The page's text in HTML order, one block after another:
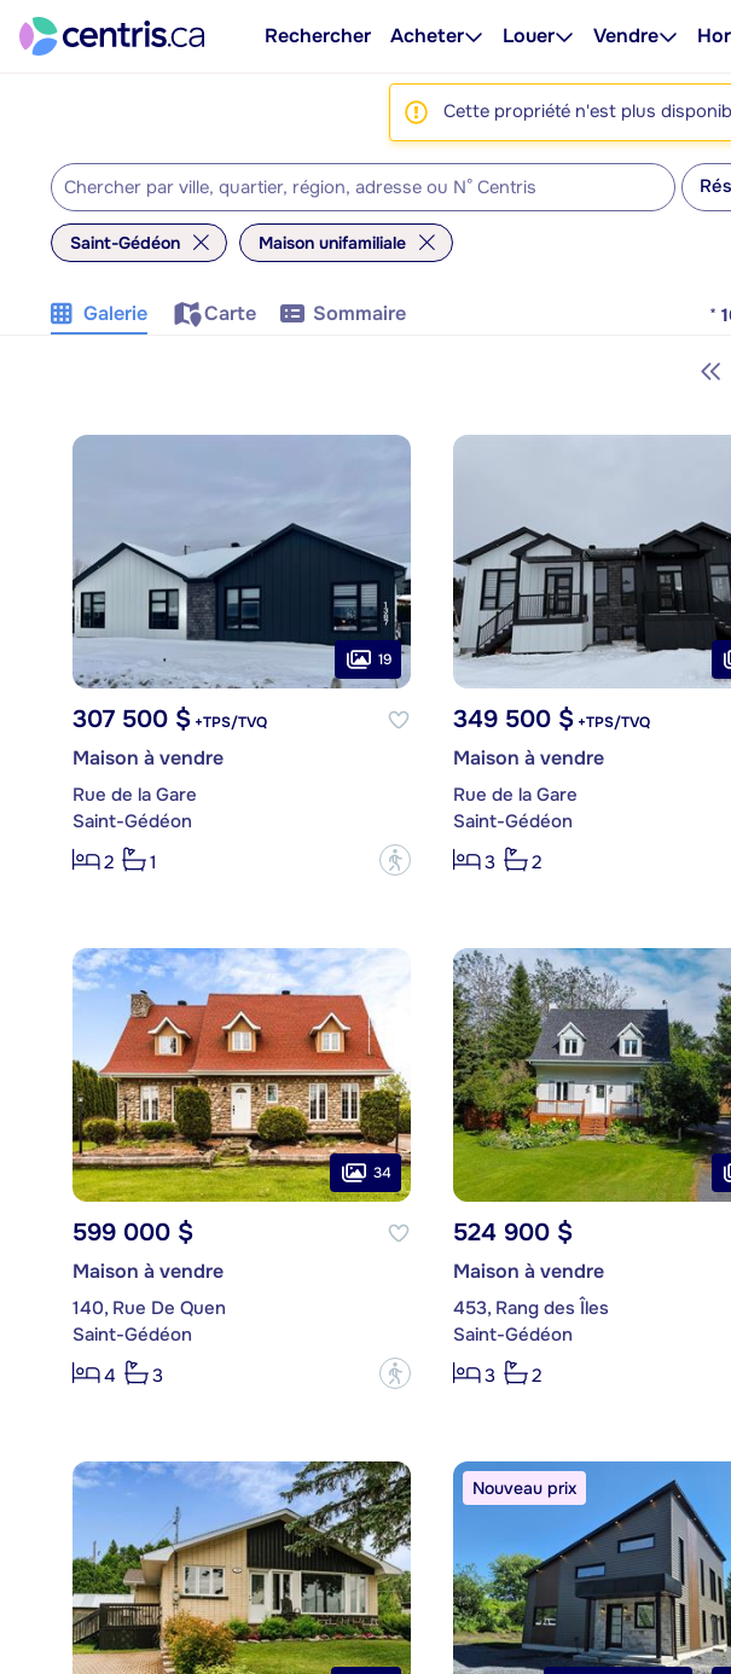
Rechercher Acheter Louer Vendre
Cette propriété n'est plus
Saint-Gédéon Maison unifamiliale
Galerie Carte Sommaire *
19
307 500 $+TPS/TVQ
Maison à vendre
Rue de la Gare
Saint-Gédéon
2
1 ?
349 500 $+TPS/TVQ
Maison à vendre
Rue de la Gare
Saint-Gédéon
3
2
34
599 000 $
Maison à vendre
140, Rue De Quen
Saint-Gédéon
4
3 ?
524 900 $
Maison à vendre
453, Rang des Îles
Saint-Gédéon
3
2
Nouveau prix